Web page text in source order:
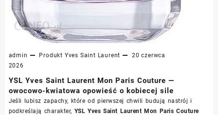
admin Produkt Yves Saint Laurent
20 czerwca
2026
YSL Yves Saint Laurent Mon Paris Couture —
owocowo-kwiatowa opowieść o kobiecej sile
Jeśli lubisz zapachy, które od pierwszej chwili budują nastrój i
podkreślają charakter, YSL Yves Saint Laurent Mon Paris Couture